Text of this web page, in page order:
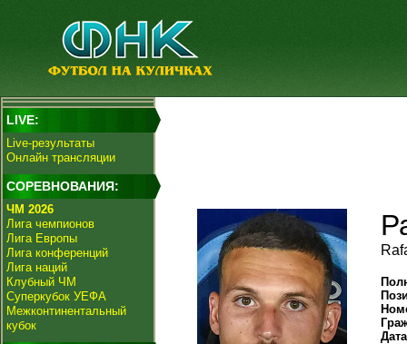
LIVE:
Live-результаты
Онлайн трансляции
СОРЕВНОВАНИЯ:
ЧМ 2026
Лига чемпионов
Лига Европы
Лига конференций
Лига наций
Клубный ЧМ
Суперкубок УЕФА
Межконтинентальный
кубок